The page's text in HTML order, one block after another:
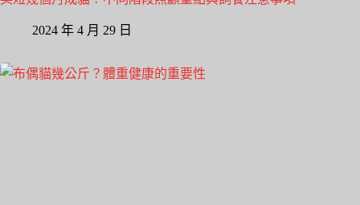
2024 年 4 月 29 日